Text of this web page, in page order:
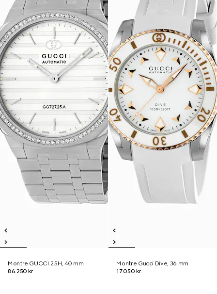
Montre GUCCI 25H, 40 mm
86.250 kr.
Montre Gucci Dive, 36 mm
17.050 kr.